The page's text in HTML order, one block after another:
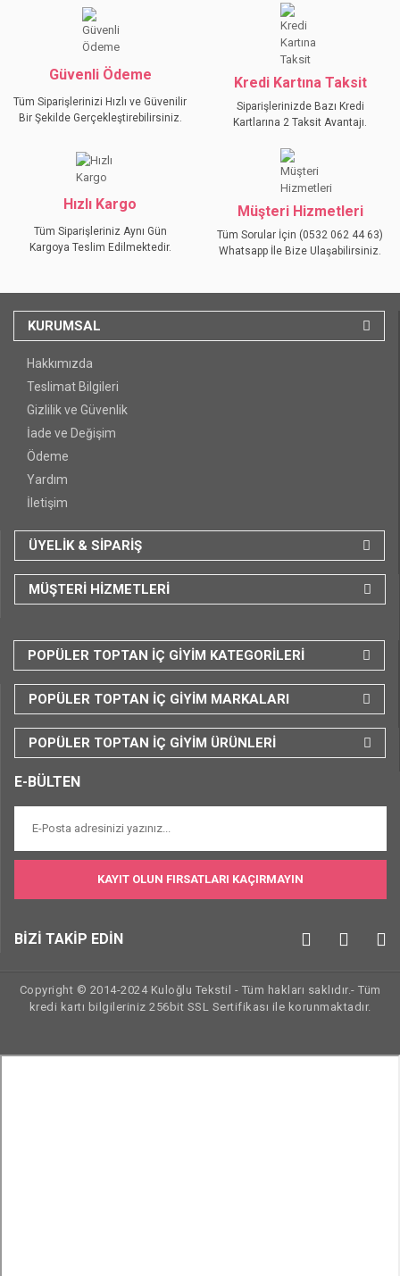
Ürün fiyatı diğer sitelerden daha pahalı.
Bu ürüne benzer farklı alternatifler olmalı.
Güvenli Ödeme
Tüm Siparişlerinizi Hızlı ve Güvenilir
Bir Şekilde Gerçekleştirebilirsiniz.
Kredi Kartına Taksit
Siparişlerinizde Bazı Kredi
Kartlarına 2 Taksit Avantajı.
Hızlı Kargo
Tüm Siparişleriniz Aynı Gün
Kargoya Teslim Edilmektedir.
Müşteri Hizmetleri
Tüm Sorular İçin (0532 062 44 63)
Whatsapp İle Bize Ulaşabilirsiniz.
KURUMSAL
Hakkımızda
Teslimat Bilgileri
Gizlilik ve Güvenlik
İade ve Değişim
Ödeme
Yardım
İletişim
ÜYELİK & SİPARİŞ
MÜŞTERİ HİZMETLERİ
POPÜLER TOPTAN İÇ GİYİM KATEGORİLERİ
POPÜLER TOPTAN İÇ GİYİM MARKALARI
POPÜLER TOPTAN İÇ GİYİM ÜRÜNLERİ
E-BÜLTEN
KAYIT OLUN FIRSATLARI KAÇIRMAYIN
BİZİ TAKİP EDİN
Copyright © 2014-2024 Kuloğlu Tekstil - Tüm hakları saklıdır.- Tüm
kredi kartı bilgileriniz 256bit SSL Sertifikası ile korunmaktadır.